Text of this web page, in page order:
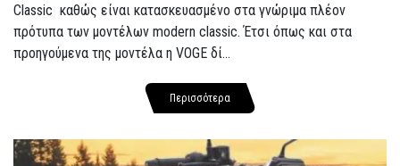
Classic καθώς είναι κατασκευασμένο στα γνώριμα πλέον
πρότυπα των μοντέλων modern classic. Έτσι όπως και στα
προηγούμενα της μοντέλα η VOGE δί...
Περισσότερα